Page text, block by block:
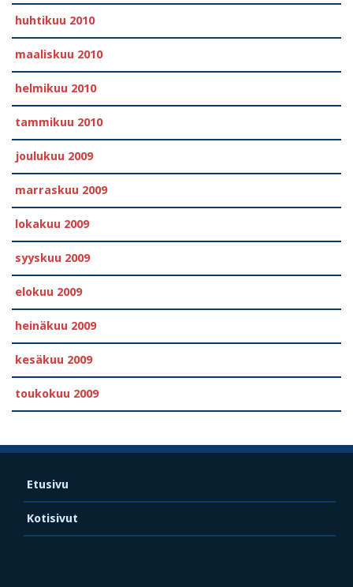
huhtikuu 2010
maaliskuu 2010
helmikuu 2010
tammikuu 2010
joulukuu 2009
marraskuu 2009
lokakuu 2009
syyskuu 2009
elokuu 2009
heinäkuu 2009
kesäkuu 2009
toukokuu 2009
Etusivu
Kotisivut